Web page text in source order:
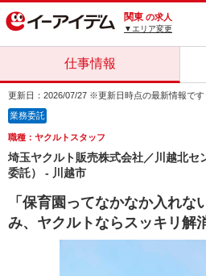
関東 の求人
▼エリア変更
仕事情報
更新日：2026/07/27 ※更新日時点の最新情報です
業務委託
職種：ヤクルトスタッフ
埼玉ヤクルト販売株式会社／川越北セ
委託） - 川越市
「保育園ってなかなか入れな
み、ヤクルトならスッキリ解